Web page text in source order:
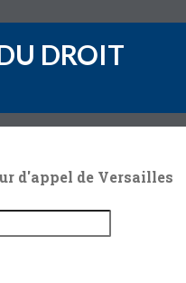
DROIT
d'appel de Versailles